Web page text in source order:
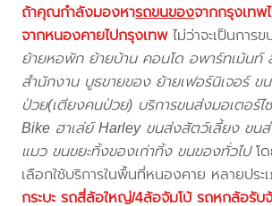
ถ้าคุณกำลังมองหารถขนของจากกรุงเท
จากหนองคายไปกรุงเทพไม่ว่าจะเป็นการ
ย้ายหอพัก ย้ายบ้าน คอนโด อพาร์ทเม้น
สำนักงาน บูธขายของ ย้ายเฟอร์นิเจอร์ ข
ป่วย(เตียงคนป่วย) บริการขนส่งมอเตอร์
Bike ฮาเล่ย์ Harley ขนส่งสัตว์เลี้ยง ขน
แมว ขนขยะทิ้งของเก่าทิ้ง ขนของทั่วไปโ
เลือกใช้บริการในพื้นที่หนองคาย หลายปร
กระบะ รถสี่ล้อใหญ่/4ล้อจัมโบ้ รถหกล้อรั